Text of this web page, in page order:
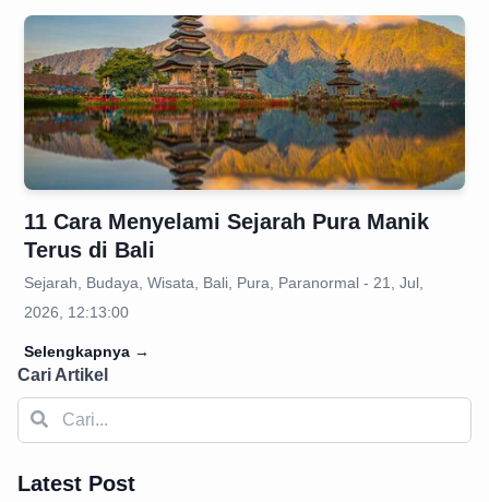
11 Cara Menyelami Sejarah Pura Manik
Terus di Bali
Sejarah, Budaya, Wisata, Bali, Pura, Paranormal - 21, Jul,
2026, 12:13:00
Selengkapnya →
Cari Artikel
Latest Post